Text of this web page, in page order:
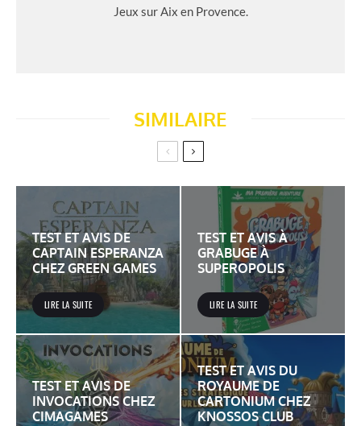
Jeux sur Aix en Provence.
SIMILAIRE
TEST ET AVIS DE
CAPTAIN ESPERANZA
CHEZ GREEN GAMES
LIRE LA SUITE
TEST ET AVIS À
GRABUGE À
SUPEROPOLIS
LIRE LA SUITE
TEST ET AVIS DE
INVOCATIONS CHEZ
CIMAGAMES
TEST ET AVIS DU
ROYAUME DE
CARTONIUM CHEZ
KNOSSOS CLUB